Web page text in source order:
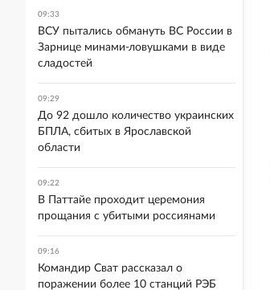
09:33
ВСУ пытались обмануть ВС России в
Зарнице минами-ловушками в виде
сладостей
09:29
До 92 дошло количество украинских
БПЛА, сбитых в Ярославской
области
09:22
В Паттайе проходит церемония
прощания с убитыми россиянами
09:16
Командир Сват рассказал о
поражении более 10 станций РЭБ